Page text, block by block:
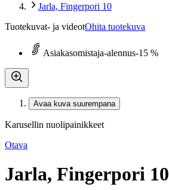
Jarla, Fingerpori 10
Tuotekuvat- ja videotOhita tuotekuva
Asiakasomistaja-alennus-15 %
Avaa kuva suurempana
Karusellin nuolipainikkeet
Otava
Jarla, Fingerpori 10